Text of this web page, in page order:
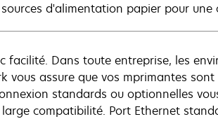
d'alimentation papier pour
facilité. Dans toute entreprise, les
vous assure que vos mprimantes
standards ou optionnelles
compatibilité. Port Ethernet